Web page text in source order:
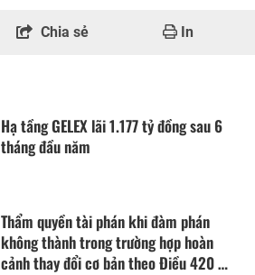
Chia sẻ In
Hạ tầng GELEX lãi 1.177 tỷ đồng sau 6
tháng đầu năm
Thẩm quyền tài phán khi đàm phán
không thành trong trường hợp hoàn
cảnh thay đổi cơ bản theo Điều 420 Bộ